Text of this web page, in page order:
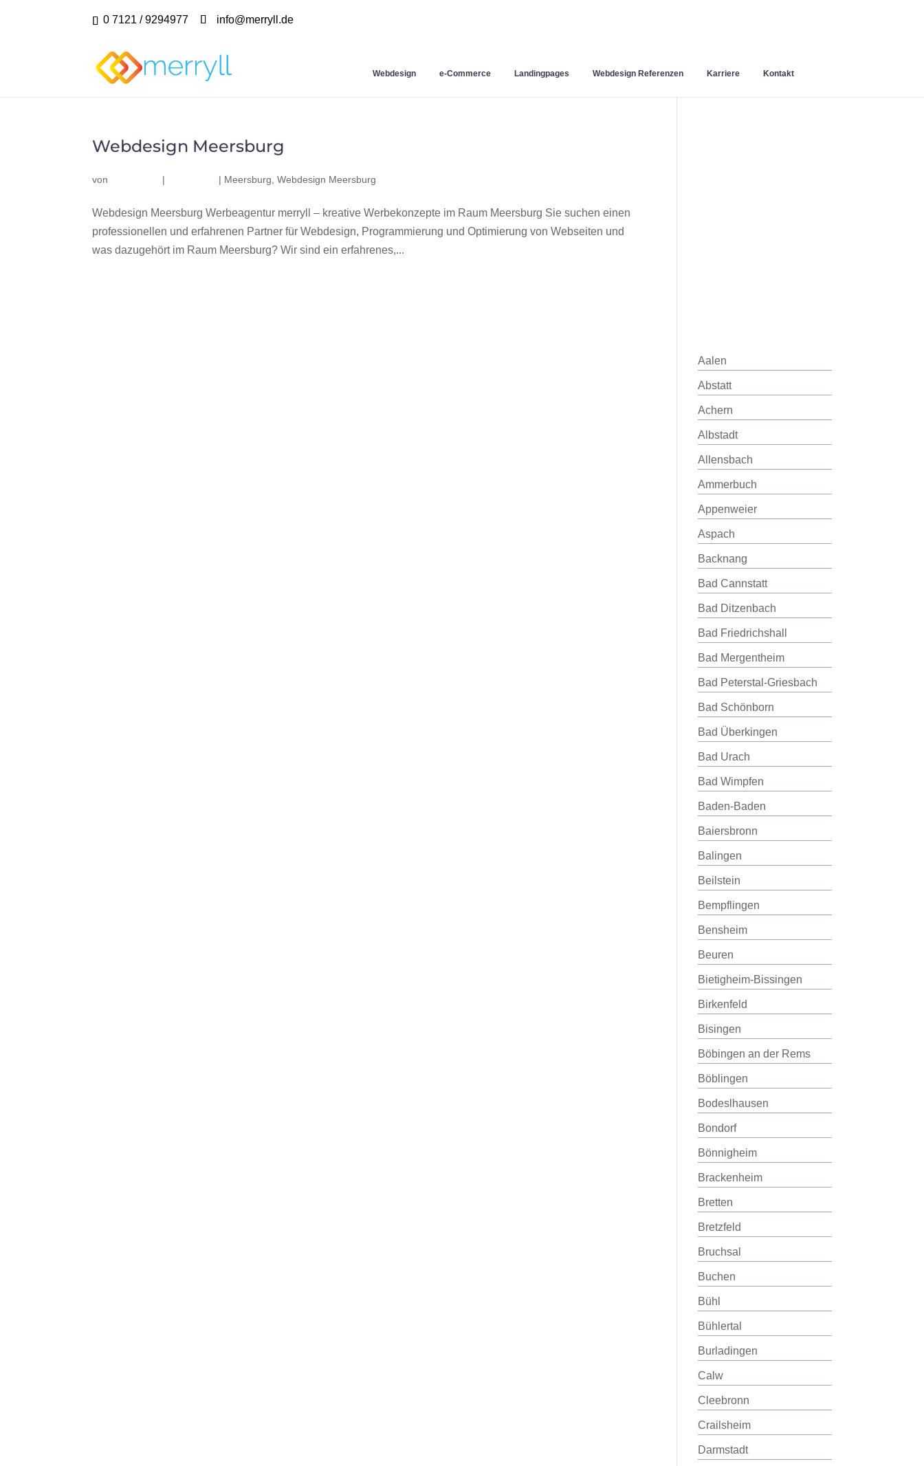
0 7121 / 9294977 info@merryll.de
Webdesign e-Commerce Landingpages Webdesign Referenzen Karriere Kontakt
Webdesign Meersburg
von | | Meersburg ,Webdesign Meersburg
Webdesign Meersburg Werbeagentur merryll – kreative Werbekonzepte im Raum Meersburg Sie suchen einen
professionellen und erfahrenen Partner für Webdesign, Programmierung und Optimierung von Webseiten und
was dazugehört im Raum Meersburg? Wir sind ein erfahrenes,...
Aalen
Abstatt
Achern
Albstadt
Allensbach
Ammerbuch
Appenweier
Aspach
Backnang
Bad Cannstatt
Bad Ditzenbach
Bad Friedrichshall
Bad Mergentheim
Bad Peterstal-Griesbach
Bad Schönborn
Bad Überkingen
Bad Urach
Bad Wimpfen
Baden-Baden
Baiersbronn
Balingen
Beilstein
Bempflingen
Bensheim
Beuren
Bietigheim-Bissingen
Birkenfeld
Bisingen
Böbingen an der Rems
Böblingen
Bodeslhausen
Bondorf
Bönnigheim
Brackenheim
Bretten
Bretzfeld
Bruchsal
Buchen
Bühl
Bühlertal
Burladingen
Calw
Cleebronn
Crailsheim
Darmstadt